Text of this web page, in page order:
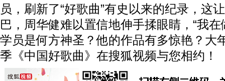
员，刷新了“好歌曲”有史以来的纪录，这
巴，周华健难以置信地伸手揉眼睛，“我在
学员是何方神圣？他的作品有多惊艳？大
季《中国好歌曲》在搜狐视频与您相约！‍